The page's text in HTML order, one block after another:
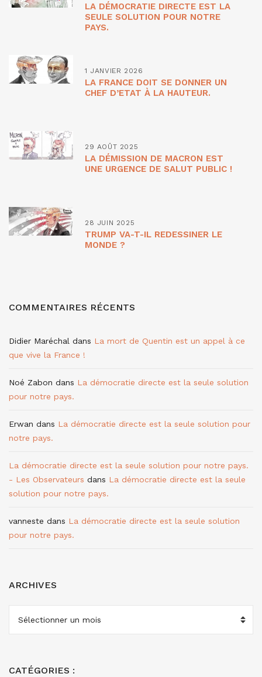
LA DÉMOCRATIE DIRECTE EST LA
SEULE SOLUTION POUR NOTRE
PAYS.
1 JANVIER 2026
LA FRANCE DOIT SE DONNER UN
CHEF D’ETAT À LA HAUTEUR.
29 AOÛT 2025
LA DÉMISSION DE MACRON EST
UNE URGENCE DE SALUT PUBLIC !
28 JUIN 2025
TRUMP VA-T-IL REDESSINER LE
MONDE ?
COMMENTAIRES RÉCENTS
Didier Maréchal dans La mort de Quentin est un appel à ce
que vive la France !
Noé Zabon dans La démocratie directe est la seule solution
pour notre pays.
Erwan dans La démocratie directe est la seule solution pour
notre pays.
La démocratie directe est la seule solution pour notre pays.
- Les Observateurs dans La démocratie directe est la seule
solution pour notre pays.
vanneste dans La démocratie directe est la seule solution
pour notre pays.
ARCHIVES
ARCHIVES
CATÉGORIES :